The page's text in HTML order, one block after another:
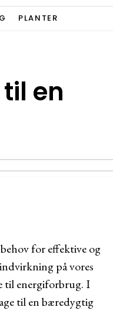
PLANTER
en
for effektive og
på vores
til energiforbrug. I
til en bæredygtig